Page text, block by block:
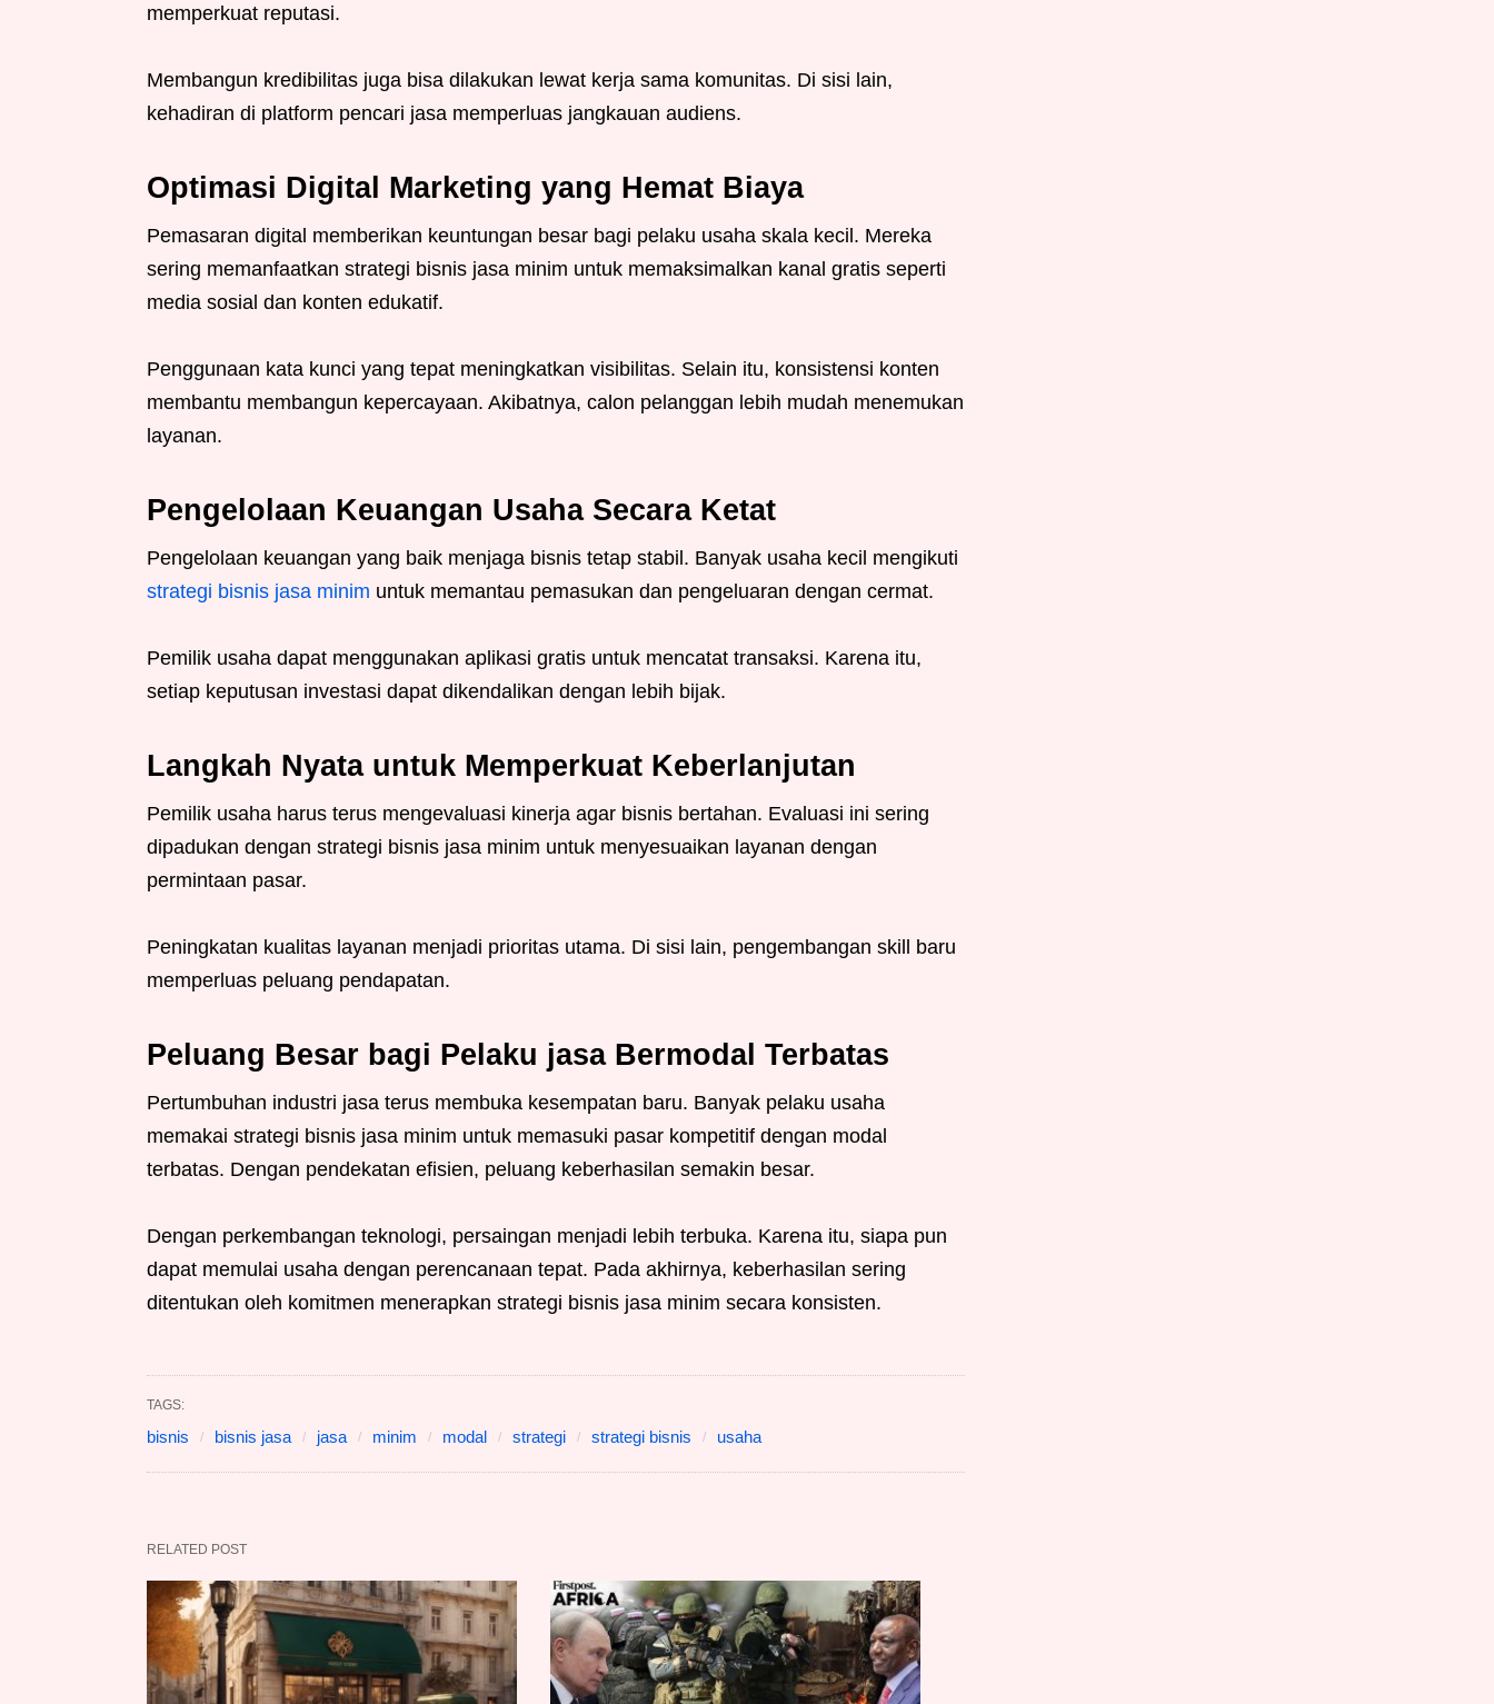
memperkuat reputasi.
Membangun kredibilitas juga bisa dilakukan lewat kerja sama komunitas. Di sisi lain,
kehadiran di platform pencari jasa memperluas jangkauan audiens.
Optimasi Digital Marketing yang Hemat Biaya
Pemasaran digital memberikan keuntungan besar bagi pelaku usaha skala kecil. Mereka
sering memanfaatkan strategi bisnis jasa minim untuk memaksimalkan kanal gratis seperti
media sosial dan konten edukatif.
Penggunaan kata kunci yang tepat meningkatkan visibilitas. Selain itu, konsistensi konten
membantu membangun kepercayaan. Akibatnya, calon pelanggan lebih mudah menemukan
layanan.
Pengelolaan Keuangan Usaha Secara Ketat
Pengelolaan keuangan yang baik menjaga bisnis tetap stabil. Banyak usaha kecil mengikuti
strategi bisnis jasa minim untuk memantau pemasukan dan pengeluaran dengan cermat.
Pemilik usaha dapat menggunakan aplikasi gratis untuk mencatat transaksi. Karena itu,
setiap keputusan investasi dapat dikendalikan dengan lebih bijak.
Langkah Nyata untuk Memperkuat Keberlanjutan
Pemilik usaha harus terus mengevaluasi kinerja agar bisnis bertahan. Evaluasi ini sering
dipadukan dengan strategi bisnis jasa minim untuk menyesuaikan layanan dengan
permintaan pasar.
Peningkatan kualitas layanan menjadi prioritas utama. Di sisi lain, pengembangan skill baru
memperluas peluang pendapatan.
Peluang Besar bagi Pelaku jasa Bermodal Terbatas
Pertumbuhan industri jasa terus membuka kesempatan baru. Banyak pelaku usaha
memakai strategi bisnis jasa minim untuk memasuki pasar kompetitif dengan modal
terbatas. Dengan pendekatan efisien, peluang keberhasilan semakin besar.
Dengan perkembangan teknologi, persaingan menjadi lebih terbuka. Karena itu, siapa pun
dapat memulai usaha dengan perencanaan tepat. Pada akhirnya, keberhasilan sering
ditentukan oleh komitmen menerapkan strategi bisnis jasa minim secara konsisten.
TAGS:
bisnis bisnis jasa jasa minim modal strategi strategi bisnis usaha
RELATED POST